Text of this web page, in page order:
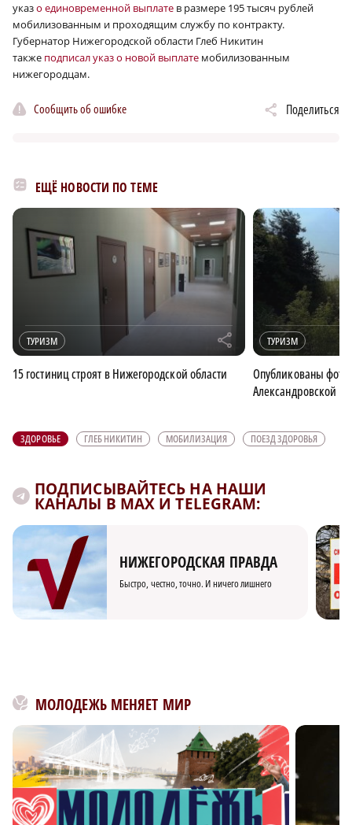
указо единовременной выплате в размере 195 тысяч рублей
мобилизованным и проходящим службу по контракту.
Губернатор Нижегородской области Глеб Никитин
также подписал указ о новой выплате мобилизованным
нижегородцам.
Сообщить об ошибке Поделиться
ЕЩЁ НОВОСТИ ПО ТЕМЕ
ТУРИЗМ r
15 гостиниц строят в Нижегородской области
ТУРИЗМ
Опубликованы фото
Александровской
ЗДОРОВЬЕ ГЛЕБ НИКИТИН МОБИЛИЗАЦИЯ ПОЕЗД ЗДОРОВЬЯ
ПОДПИСЫВАЙТЕСЬ НА НАШИ
КАНАЛЫ В MAX И TELEGRAM:
НИЖЕГОРОДСКАЯ ПРАВДА
Быстро, честно, точно. И ничего лишнего
МОЛОДЕЖЬ МЕНЯЕТ МИР